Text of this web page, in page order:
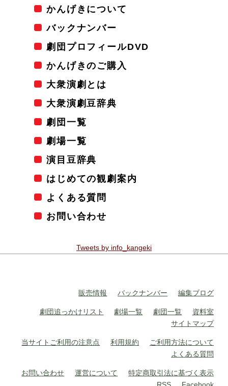
かんげきについて
バックナンバー
劇団プロフィールDVD
かんげきのご購入
大衆演劇とは
大衆演劇豆辞典
劇団一覧
劇場一覧
演目豆辞典
はじめての観劇案内
よくある質問
お問い合わせ
Tweets by info_kangeki
販売情報 バックナンバー 編集ブログ
劇団追っかけリスト 劇場一覧 劇団一覧
資料室
サイトマップ
当サイトご利用の注意点 利用規約
ご利用方法について
よくある質問
お問い合わせ 運営について
特定商取引法に基づく表示